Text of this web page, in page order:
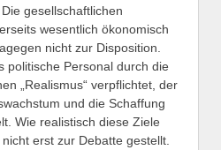
gesellschaftlichen
wesentlich ökonomisch
nicht zur Disposition.
politische Personal durch die
„Realismus“ verpflichtet, der
und die Schaffung
Wie realistisch diese Ziele
erst zur Debatte gestellt.